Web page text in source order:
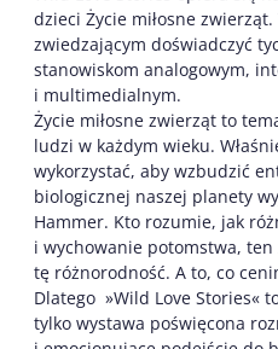
dzieci Życie miłosne
zwiedzającym doświadczyć
stanowiskom analogowym,
i multimedialnym.
Życie miłosne zwierząt to
ludzi w każdym wieku.
wykorzystać, aby wzbudzić
biologicznej naszej planety
Hammer. Kto rozumie, jak
i wychowanie potomstwa, ten
tę różnorodność. A to, co
Dlatego »Wild Love Stories«
tylko wystawa poświęcona